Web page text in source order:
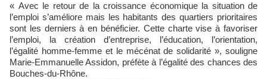
« Avec le retour de la croissance économique la situation de
l’emploi s’améliore mais les habitants des quartiers prioritaires
sont les derniers à en bénéficier. Cette charte vise à favoriser
l’emploi, la création d’entreprise, l’éducation, l’orientation,
l’égalité homme-femme et le mécénat de solidarité », souligne
Marie-Emmanuelle Assidon, préfète à l’égalité des chances des
Bouches-du-Rhône.